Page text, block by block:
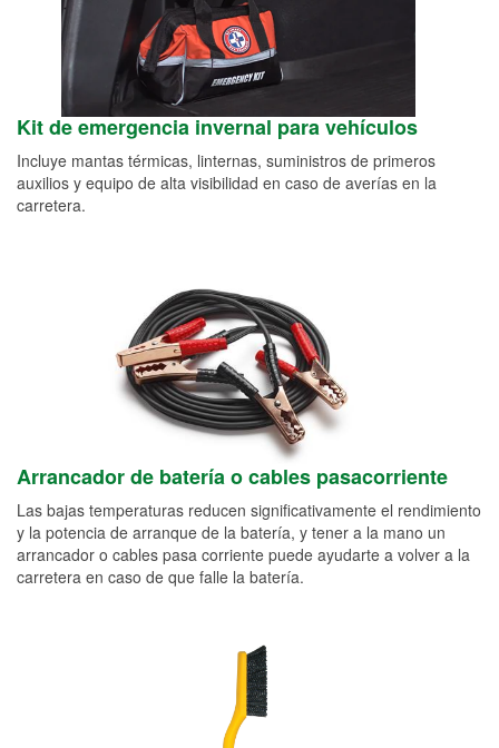
Kit de emergencia invernal para vehículos
Incluye mantas térmicas, linternas, suministros de primeros
auxilios y equipo de alta visibilidad en caso de averías en la
carretera.
Arrancador de batería o cables pasacorriente
Las bajas temperaturas reducen significativamente el rendimiento
y la potencia de arranque de la batería, y tener a la mano un
arrancador o cables pasa corriente puede ayudarte a volver a la
carretera en caso de que falle la batería.